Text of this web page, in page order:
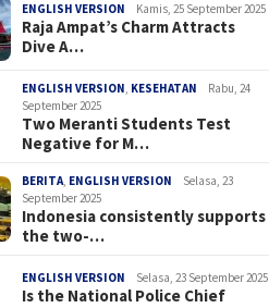
ENGLISH VERSION Kamis, 25 September 2025
Raja Ampat’s Charm Attracts
Dive A…
ENGLISH VERSION, KESEHATAN
Rabu, 24
September 2025
Two Meranti Students Test
Negative for M…
BERITA, ENGLISH VERSION
Selasa, 23
September 2025
Indonesia consistently supports
the two-…
ENGLISH VERSION Selasa, 23 September 2025
Is the National Police Chief